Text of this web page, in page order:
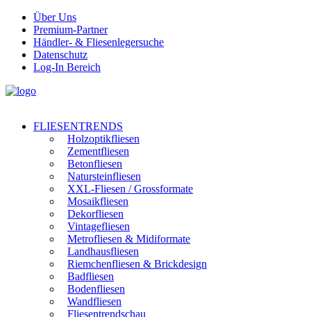
Über Uns
Premium-Partner
Händler- & Fliesenlegersuche
Datenschutz
Log-In Bereich
FLIESENTRENDS
Holzoptikfliesen
Zementfliesen
Betonfliesen
Natursteinfliesen
XXL-Fliesen / Grossformate
Mosaikfliesen
Dekorfliesen
Vintagefliesen
Metrofliesen & Midiformate
Landhausfliesen
Riemchenfliesen & Brickdesign
Badfliesen
Bodenfliesen
Wandfliesen
Fliesentrendschau